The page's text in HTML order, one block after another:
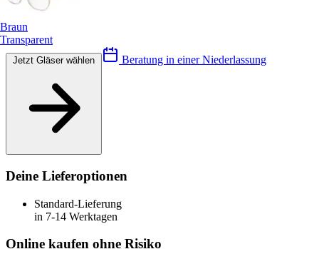
Braun
Transparent
Beratung in einer Niederlassung
Deine Lieferoptionen
Standard-Lieferung
in 7-14 Werktagen
Online kaufen ohne Risiko